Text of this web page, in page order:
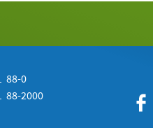
88-0
88-2000